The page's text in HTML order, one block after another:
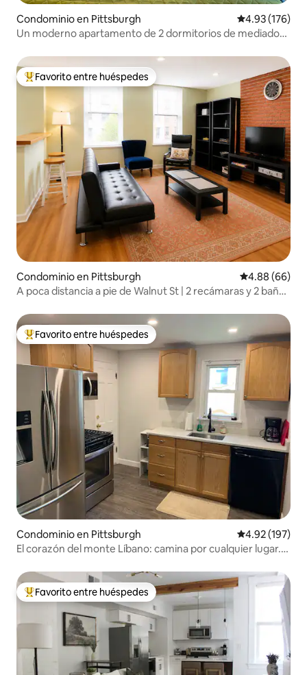
Condominio en Pittsburgh Calificación
4.93 (176)
Un moderno apartamento de 2 dormitorios de mediados
De los mejores en Favorito entre huéspedes
Favorito entre huéspedes
Condominio en Pittsburgh Calificación
4.88 (66)
A poca distancia a pie de Walnut St | 2 recámaras y 2 baños
De los mejores en Favorito entre huéspedes
Favorito entre huéspedes
Condominio en Pittsburgh Calificación
4.92 (197)
El corazón del monte Líbano: camina por cualquier lugar.
De los mejores en Favorito entre huéspedes
Favorito entre huéspedes